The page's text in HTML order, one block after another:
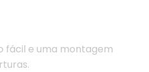
fácil e uma montagem